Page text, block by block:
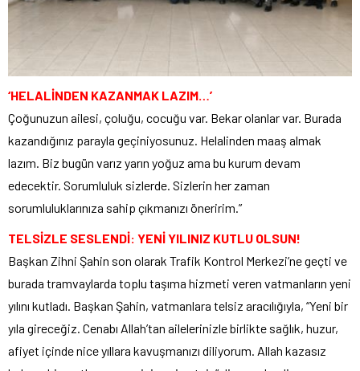
‘HELALİNDEN KAZANMAK LAZIM…’
Çoğunuzun ailesi, çoluğu, cocuğu var. Bekar olanlar var. Burada
kazandığınız parayla geçiniyosunuz. Helalinden maaş almak
lazım. Biz bugün varız yarın yoğuz ama bu kurum devam
edecektir. Sorumluluk sizlerde. Sizlerin her zaman
sorumluluklarınıza sahip çıkmanızı öneririm.”
TELSİZLE SESLENDİ: YENİ YILINIZ KUTLU OLSUN!
Başkan Zihni Şahin son olarak Trafik Kontrol Merkezi’ne geçti ve
burada tramvaylarda toplu taşıma hizmeti veren vatmanların yeni
yılını kutladı. Başkan Şahin, vatmanlara telsiz aracılığıyla, “Yeni bir
yıla gireceğiz. Cenabı Allah’tan ailelerinizle birlikte sağlık, huzur,
afiyet içinde nice yıllara kavuşmanızı diliyorum. Allah kazasız